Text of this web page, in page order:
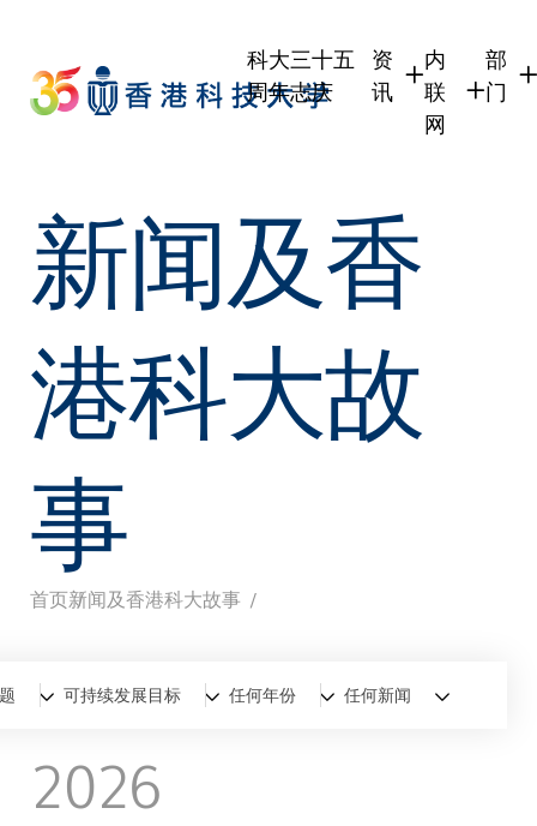
main
content
科大三十五
周年志庆
资
讯
校友
传媒
公众
内
联
网
部
门
新闻及香
港科大故
事
面
包
屑
首页新闻及香港科大故事
全部新闻香港科大故事
可持续发展目标 任何年份 任何新闻
2026